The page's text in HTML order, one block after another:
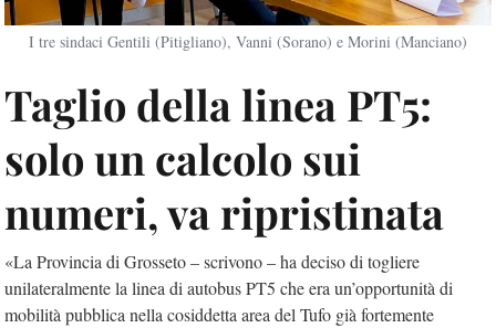
I tre sindaci Gentili (Pitigliano), Vanni (Sorano) e Morini (Manciano)
Taglio della linea PT5:
solo un calcolo sui
numeri, va ripristinata
«La Provincia di Grosseto – scrivono – ha deciso di togliere
unilateralmente la linea di autobus PT5 che era un’opportunità di
mobilità pubblica nella cosiddetta area del Tufo già fortemente